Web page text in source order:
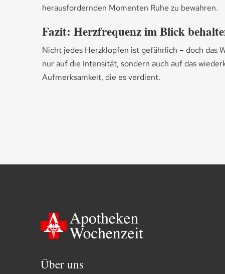
herausfordernden Momenten Ruhe zu bewahren.
Fazit: Herzfrequenz im Blick
Nicht jedes Herzklopfen ist gefährlich – doch das
nur auf die Intensität, sondern auch auf das
Aufmerksamkeit, die es verdient.
Über uns